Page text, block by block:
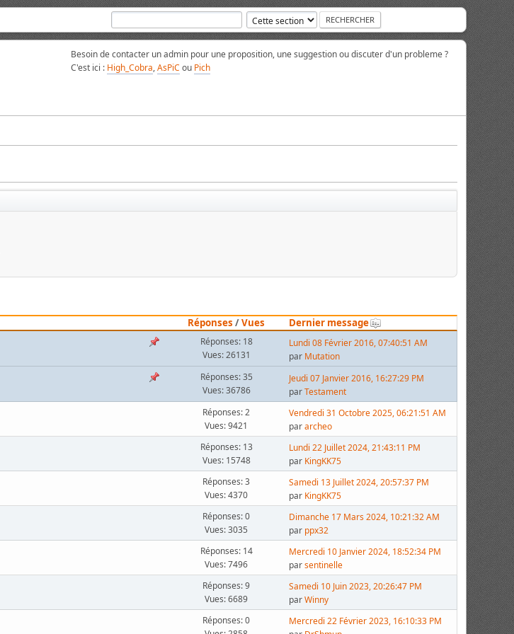
Besoin de contacter un admin pour une proposition, une suggestion ou discuter d'un probleme ?
C'est ici : High_Cobra,AsPiC ou Pich
Réponses /Vues
Dernier message
Réponses: 18
Vues: 26131
Lundi 08 Février 2016, 07:40:51 AM
par Mutation
Réponses: 35
Vues: 36786
Jeudi 07 Janvier 2016, 16:27:29 PM
parTestament
Réponses: 2
Vues: 9421
Vendredi 31 Octobre 2025, 06:21:51 AM
pararcheo
Réponses: 13
Vues: 15748
Lundi 22 Juillet 2024, 21:43:11 PM
par KingKK75
Réponses: 3
Vues: 4370
Samedi 13 Juillet 2024, 20:57:37 PM
par KingKK75
Réponses: 0
Vues: 3035
Dimanche 17 Mars 2024, 10:21:32 AM
par ppx32
Réponses: 14
Vues: 7496
Mercredi 10 Janvier 2024, 18:52:34 PM
parsentinelle
Réponses: 9
Vues: 6689
Samedi 10 Juin 2023, 20:26:47 PM
parWinny
Réponses: 0
Mercredi 22 Février 2023, 16:10:33 PM